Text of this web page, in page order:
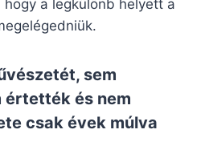
a legkülönb helyett a
sem
értették és nem
csak évek múlva